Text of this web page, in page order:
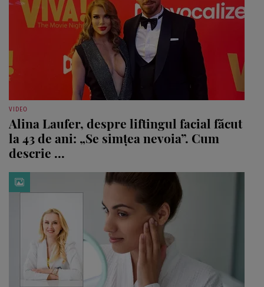
VIDEO
Alina Laufer, despre liftingul facial făcut
la 43 de ani: „Se simțea nevoia”. Cum
descrie ...